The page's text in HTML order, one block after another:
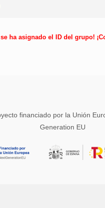
ha asignado el ID del grupo!
financiado por la Unión
Generation EU